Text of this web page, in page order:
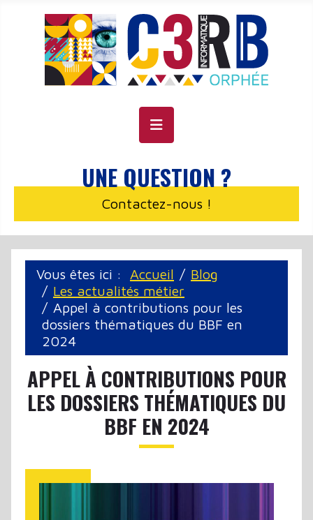
UNE QUESTION ?
Contactez-nous !
Vous êtes ici : Accueil
Blog
Les actualités métier
Appel à contributions pour les
dossiers thématiques du BBF en
2024
APPEL À CONTRIBUTIONS POUR
LES DOSSIERS THÉMATIQUES DU
BBF EN 2024